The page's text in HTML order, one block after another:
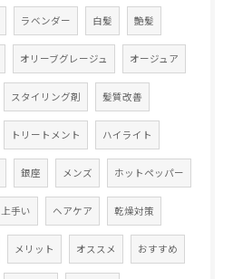
ラベンダー 白髪 艶髪
オリーブグレージュ オージュア
スタイリング剤 髪質改善
トリートメント ハイライト
銀座 メンズ ホットペッパー
上手い ヘアケア 乾燥対策
メリット オススメ おすすめ